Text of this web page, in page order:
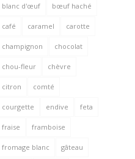
blanc d'œuf bœuf haché
café caramel carotte
champignon chocolat
chou-fleur chèvre
citron comté
courgette endive feta
fraise framboise
fromage blanc gâteau